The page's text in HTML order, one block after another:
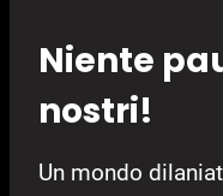
Niente
nostri!
Un mondo